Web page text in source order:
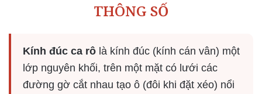
THÔNG SỐ
Kính đúc ca rô là kính đúc (kính cán vân) một
lớp nguyên khối, trên một mặt có lưới các
đường gờ cắt nhau tạo ô (đôi khi đặt xéo) nổi